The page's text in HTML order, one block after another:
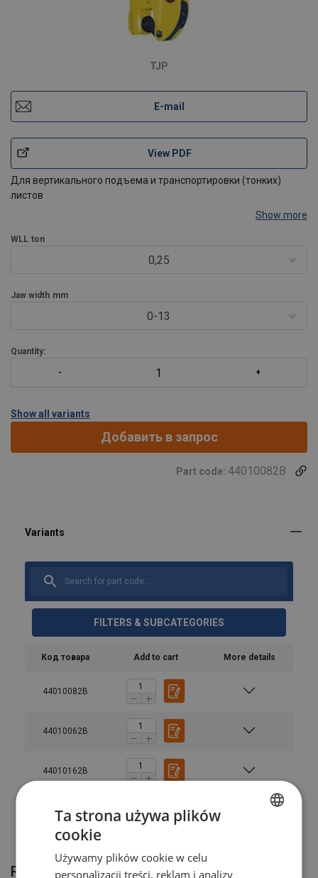
TJP
E-mail
View PDF
Для вертикального подъема и транспортировки (тонких)
листов
• Оснащен специальным штифтом, который адаптируется к
• TJPU имеет спаренную подъемную ск
Show more
WLL ton
0,25
Jaw width mm
0-13
Quantity:
Show all variants
Добавить в запрос
Part code: 44010082B
FILTERS & SUBCATEGORIES
Код товара Add to cart More details
44010082B
44010062B
44010162B
Related products
ENGLISH TRANSLATION
Ta strona używa plików
cookie
Używamy plików cookie w celu
personalizacji treści, reklam i analizy